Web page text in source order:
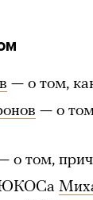
— о том,
— о
о том,
ЮКОСа